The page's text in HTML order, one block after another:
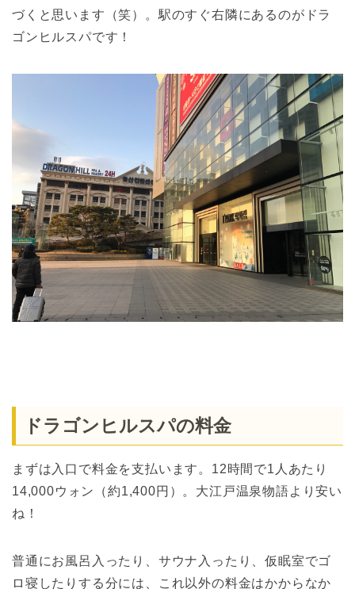
づくと思います（笑）。駅のすぐ右隣にあるのがドラ
ゴンヒルスパです！
ドラゴンヒルスパの料金
まずは入口で料金を支払います。12時間で1人あたり
14,000ウォン（約1,400円）。大江戸温泉物語より安い
ね！
普通にお風呂入ったり、サウナ入ったり、仮眠室でゴ
ロ寝したりする分には、これ以外の料金はかからなか